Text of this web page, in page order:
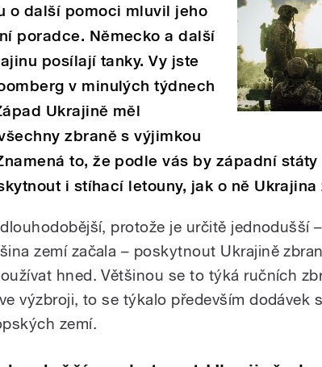
o další pomoci mluvil jeho
poradce. Německo a další
posílají tanky. Vy jste
v minulých týdnech
Ukrajině měl
zbraně s výjimkou
to, že podle vás by západní státy
i stíhací letouny, jak o ně Ukrajina
protože je určitě jednodušší
zemí začala – poskytnout Ukrajině
hned. Většinou se to týká ručních
výzbroji, to se týkalo především dodávek
zemí.